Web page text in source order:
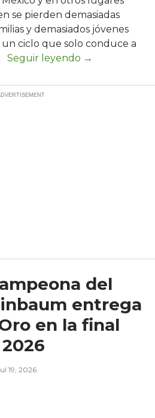
se pierden demasiadas
y demasiados jóvenes
ciclo que solo conduce a
del
entrega
en la final
19, 2026